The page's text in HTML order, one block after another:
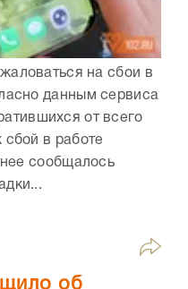
на сбои в
данным сервиса
от всего
в работе
сообщалось
об